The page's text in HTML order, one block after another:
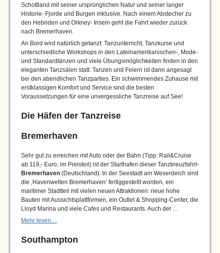
Schottland mit seiner ursprünglichen Natur und seiner langer
Historie- Fjorde und Burgen inklusive. Nach einem Abstecher zu
den Hebriden und Orkney- Inseln geht die Fahrt wieder zurück
nach Bremerhaven.
An Bord wird natürlich getanzt: Tanzunterricht, Tanzkurse und
unterschiedliche Workshops in den Lateinamerikanischen-, Mode-
und Standardtänzen und viele Übungsmöglichkeiten finden in den
eleganten Tanzsälen statt. Tanzen und Feiern ist dann angesagt
bei den abendlichen Tanzparties. Ein schwimmendes Zuhause mit
erstklassigen Komfort und Service sind die besten
Voraussetzungen für eine unvergessliche Tanzreise auf See!
Die Häfen der Tanzreise
Bremerhaven
Sehr gut zu erreichen mit Auto oder der Bahn (Tipp: Rail&Cruise
ab 119,- Euro, im Preisteil) ist der Starthafen dieser Tanzkreuzfahrt-
Bremerhaven (Deutschland): In der Seestadt am Weserdeich sind
die ‚Havenwelten Bremerhaven‘ fertiggestellt worden, ein
maritimer Stadtteil mit vielen neuen Attraktionen: neue hohe
Bauten mit Aussichtsplattformen, ein Outlet & Shopping-Center, die
Lloyd Marina und viele Cafes und Restaurants. Auch der ...
Mehr lesen…
Southampton